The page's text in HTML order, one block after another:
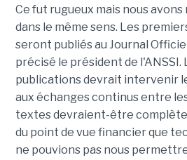
Ce fut rugueux mais nous avons
dans le même sens. Les
seront publiés au Journal
précisé le président de l'ANSSI.
publications devrait intervenir
aux échanges continus entre
textes devraient-être
du point de vue financier que
ne pouvions pas nous